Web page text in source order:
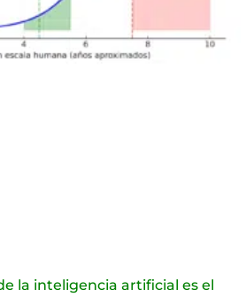
la inteligencia artificial es el